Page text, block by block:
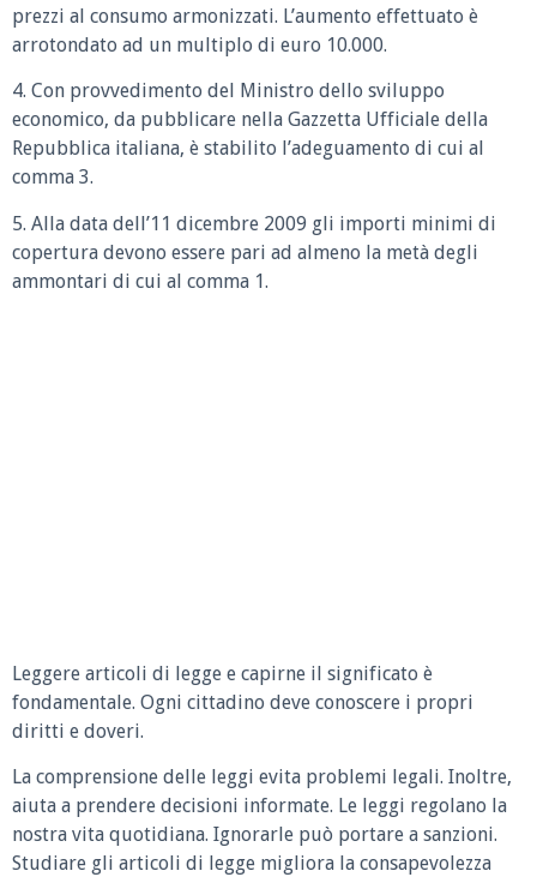
prezzi al consumo armonizzati. L’aumento effettuato è
arrotondato ad un multiplo di euro 10.000.
4. Con provvedimento del Ministro dello sviluppo
economico, da pubblicare nella Gazzetta Ufficiale della
Repubblica italiana, è stabilito l’adeguamento di cui al
comma 3.
5. Alla data dell’11 dicembre 2009 gli importi minimi di
copertura devono essere pari ad almeno la metà degli
ammontari di cui al comma 1.
Leggere articoli di legge e capirne il significato è
fondamentale. Ogni cittadino deve conoscere i propri
diritti e doveri.
La comprensione delle leggi evita problemi legali. Inoltre,
aiuta a prendere decisioni informate. Le leggi regolano la
nostra vita quotidiana. Ignorarle può portare a sanzioni.
Studiare gli articoli di legge migliora la consapevolezza